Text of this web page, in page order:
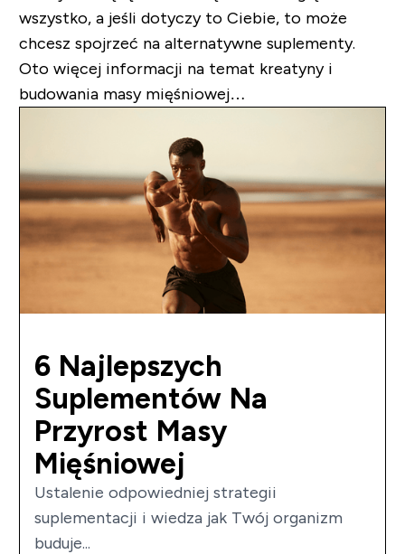
wszystko, a jeśli dotyczy to Ciebie, to może
chcesz spojrzeć na alternatywne suplementy.
Oto więcej informacji na temat kreatyny i
budowania masy mięśniowej…
6 Najlepszych
Suplementów Na
Przyrost Masy
Mięśniowej
Ustalenie odpowiedniej strategii
suplementacji i wiedza jak Twój organizm
buduje...